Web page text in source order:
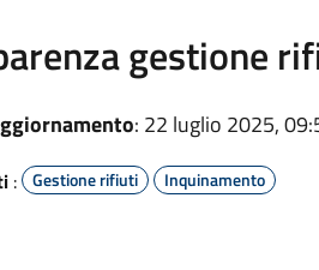
gestione
: 22 luglio 2025,
: Gestione rifiuti Inquinamento